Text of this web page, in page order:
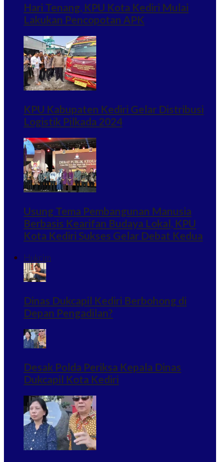
Hari Tenang, KPU Kota Kediri Mulai
Lakukan Pencopotan APK
KPU Kabupaten Kediri Gelar Distribusi
Logistik Pilkada 2024
Usung Tema Pembangunan Manusia
Berbasis Kearifan Budaya Lokal, KPU
Kota Kediri Sukses Gelar Debat Kedua
Hukrim
Dinas Dukcapil Kediri Berbohong di
Depan Pengadilan?
Desak Polda Periksa Kepala Dinas
Dukcapil Kota Kediri